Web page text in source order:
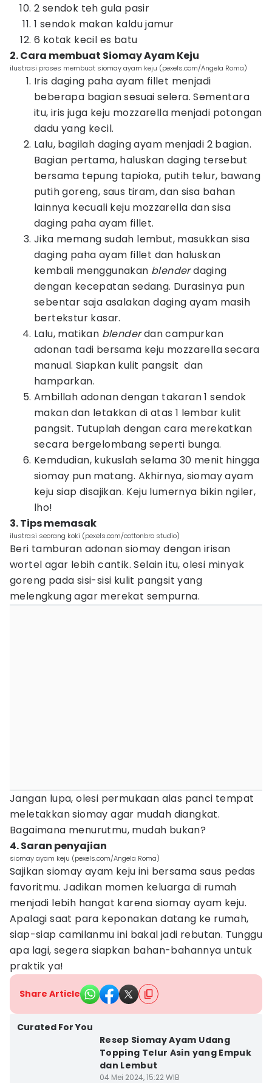
2 sendok teh gula pasir
1 sendok makan kaldu jamur
6 kotak kecil es batu
2. Cara membuat Siomay Ayam Keju
ilustrasi proses membuat siomay ayam keju (pexels.com/Angela Roma)
Iris daging paha ayam fillet menjadi
beberapa bagian sesuai selera. Sementara
itu, iris juga keju mozzarella menjadi potongan
dadu yang kecil.
Lalu, bagilah daging ayam menjadi 2 bagian.
Bagian pertama, haluskan daging tersebut
bersama tepung tapioka, putih telur, bawang
putih goreng, saus tiram, dan sisa bahan
lainnya kecuali keju mozzarella dan sisa
daging paha ayam fillet.
Jika memang sudah lembut, masukkan sisa
daging paha ayam fillet dan haluskan
kembali menggunakan blenderdaging
dengan kecepatan sedang. Durasinya pun
sebentar saja asalakan daging ayam masih
bertekstur kasar.
Lalu, matikan blenderdan campurkan
adonan tadi bersama keju mozzarella secara
manual. Siapkan kulit pangsit dan
hamparkan.
Ambillah adonan dengan takaran 1 sendok
makan dan letakkan di atas 1 lembar kulit
pangsit. Tutuplah dengan cara merekatkan
secara bergelombang seperti bunga.
Kemdudian, kukuslah selama 30 menit hingga
siomay pun matang. Akhirnya, siomay ayam
keju siap disajikan. Keju lumernya bikin ngiler,
lho!
3. Tips memasak
ilustrasi seorang koki (pexels.com/cottonbro studio)
Beri tamburan adonan siomay dengan irisan
wortel agar lebih cantik. Selain itu, olesi minyak
goreng pada sisi-sisi kulit pangsit yang
melengkung agar merekat sempurna.
Jangan lupa, olesi permukaan alas panci tempat
meletakkan siomay agar mudah diangkat.
Bagaimana menurutmu, mudah bukan?
4. Saran penyajian
siomay ayam keju (pexels.com/Angela Roma)
Sajikan siomay ayam keju ini bersama saus pedas
favoritmu. Jadikan momen keluarga di rumah
menjadi lebih hangat karena siomay ayam keju.
Apalagi saat para keponakan datang ke rumah,
siap-siap camilanmu ini bakal jadi rebutan. Tunggu
apa lagi, segera siapkan bahan-bahannya untuk
praktik ya!
Share Article
Curated For You
Resep Siomay Ayam Udang
Topping Telur Asin yang Empuk
dan Lembut
04 Mei 2024, 15:22 WIB